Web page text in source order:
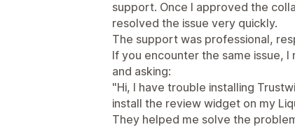
support. Once I approved the
resolved the issue very quickly.
The support was professional,
If you encounter the same issue,
and asking:
"Hi, I have trouble installing
install the review widget on my
They helped me solve the